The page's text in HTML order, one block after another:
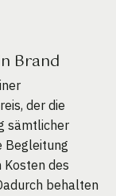
Brand
der die
sämtlicher
Begleitung
Kosten des
behalten